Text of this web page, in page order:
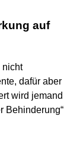
auf
nicht
dafür aber
wird jemand
Behinderung“